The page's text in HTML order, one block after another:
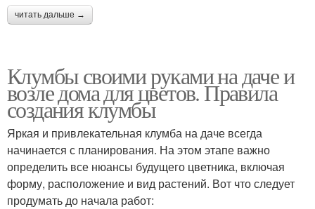
читать дальше →
Клумбы своими руками на даче и
возле дома для цветов. Правила
создания клумбы
Яркая и привлекательная клумба на даче всегда
начинается с планирования. На этом этапе важно
определить все нюансы будущего цветника, включая
форму, расположение и вид растений. Вот что следует
продумать до начала работ: